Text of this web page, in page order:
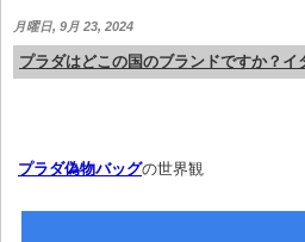
月曜日, 9月 23, 2024
プラダはどこの国のブランドですか？
プラダ偽物バッグの世界観